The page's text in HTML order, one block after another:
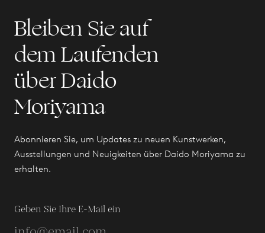
Bleiben Sie auf
dem Laufenden
über Daido
Moriyama
Abonnieren Sie, um Updates zu neuen Kunstwerken,
Ausstellungen und Neuigkeiten über Daido Moriyama zu
erhalten.
Geben Sie Ihre E-Mail ein